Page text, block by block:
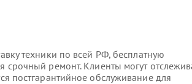
техники по всей РФ, бесплатную
срочный ремонт. Клиенты могут
постгарантийное обслуживание для